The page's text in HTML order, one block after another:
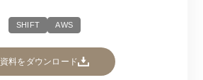
SHIFT AWS
資料をダウンロード